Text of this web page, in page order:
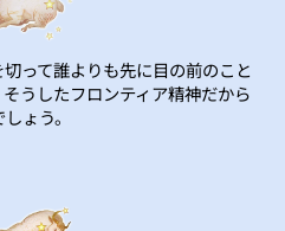
って誰よりも先に目の前のこと
うしたフロンティア精神だから
ょう。